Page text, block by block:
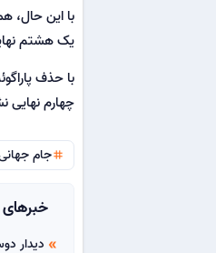
با این حال،
یک هشتم
چهارم نهایی
tagجام جهانی
خبرهای
double_arrow دیدار